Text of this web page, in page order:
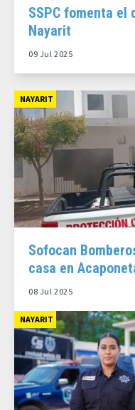
SSPC fomenta el
Nayarit
09 Jul 2025
NAYARIT
Sofocan
casa en
08 Jul 2025
NAYARIT